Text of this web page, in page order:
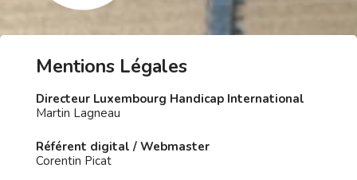
Mentions Légales
Directeur Luxembourg Handicap International
Martin Lagneau
Référent digital / Webmaster
Corentin Picat